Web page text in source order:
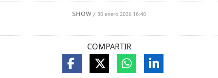
SHOW / 30 enero 2026 16:40
COMPARTIR